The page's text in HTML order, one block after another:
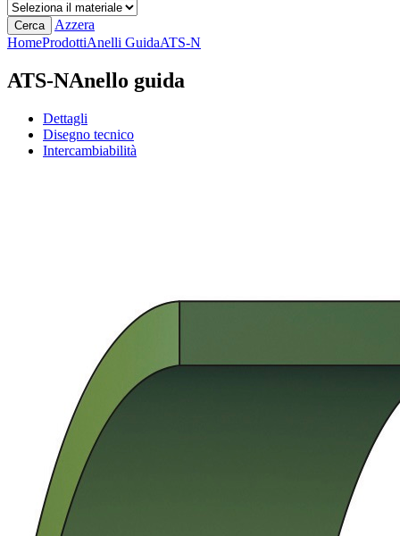
Cerca
Azzera
HomeProdottiAnelli GuidaATS-N
ATS-NAnello guida
Dettagli
Disegno tecnico
Intercambiabilità